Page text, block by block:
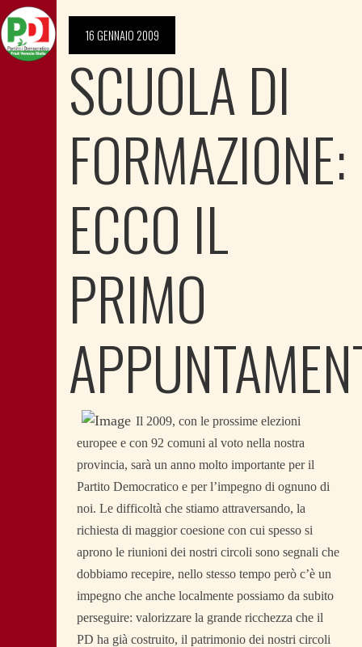
16 GENNAIO 2009
SCUOLA DI
FORMAZIONE:
ECCO IL
PRIMO
Il 2009, con le prossime elezioni
europee e con 92 comuni al voto nella nostra
provincia, sarà un anno molto importante per il
Partito Democratico e per l’impegno di ognuno di
noi. Le difficoltà che stiamo attraversando, la
richiesta di maggior coesione con cui spesso si
aprono le riunioni dei nostri circoli sono segnali che
dobbiamo recepire, nello stesso tempo però c’è un
impegno che anche localmente possiamo da subito
perseguire: valorizzare la grande ricchezza che il
PD ha già costruito, il patrimonio dei nostri circoli